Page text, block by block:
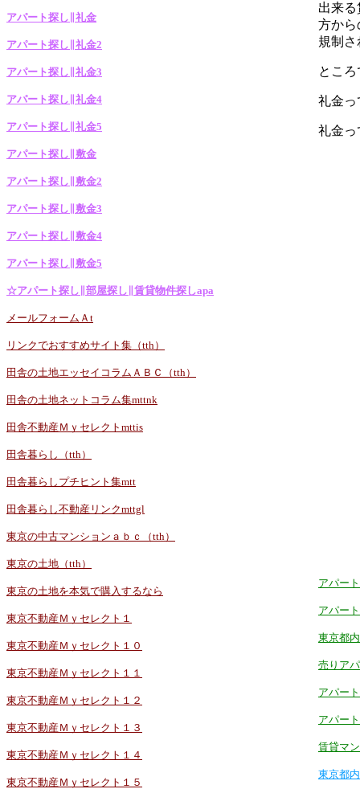
アパート探し∥礼金
アパート探し∥礼金2
アパート探し∥礼金3
アパート探し∥礼金4
アパート探し∥礼金5
アパート探し∥敷金
アパート探し∥敷金2
アパート探し∥敷金3
アパート探し∥敷金4
アパート探し∥敷金5
☆アパート探し∥部屋探し∥賃貸物件探しapa
メールフォームＡt
リンクでおすすめサイト集（tth）
田舎の土地エッセイコラムＡＢＣ（tth）
田舎の土地ネットコラム集mttnk
田舎不動産Ｍｙセレクトmttis
田舎暮らし（tth）
田舎暮らしプチヒント集mtt
田舎暮らし不動産リンクmttgl
東京の中古マンションａｂｃ（tth）
東京の土地（tth）
東京の土地を本気で購入するなら
東京不動産Ｍｙセレクト１
東京不動産Ｍｙセレクト１０
東京不動産Ｍｙセレクト１１
東京不動産Ｍｙセレクト１２
東京不動産Ｍｙセレクト１３
東京不動産Ｍｙセレクト１４
東京不動産Ｍｙセレクト１５
出来
方から
規制
とこ
礼金っ
礼金っ
アパー
アパー
東京都
売りア
アパー
アパー
賃貸マ
東京都